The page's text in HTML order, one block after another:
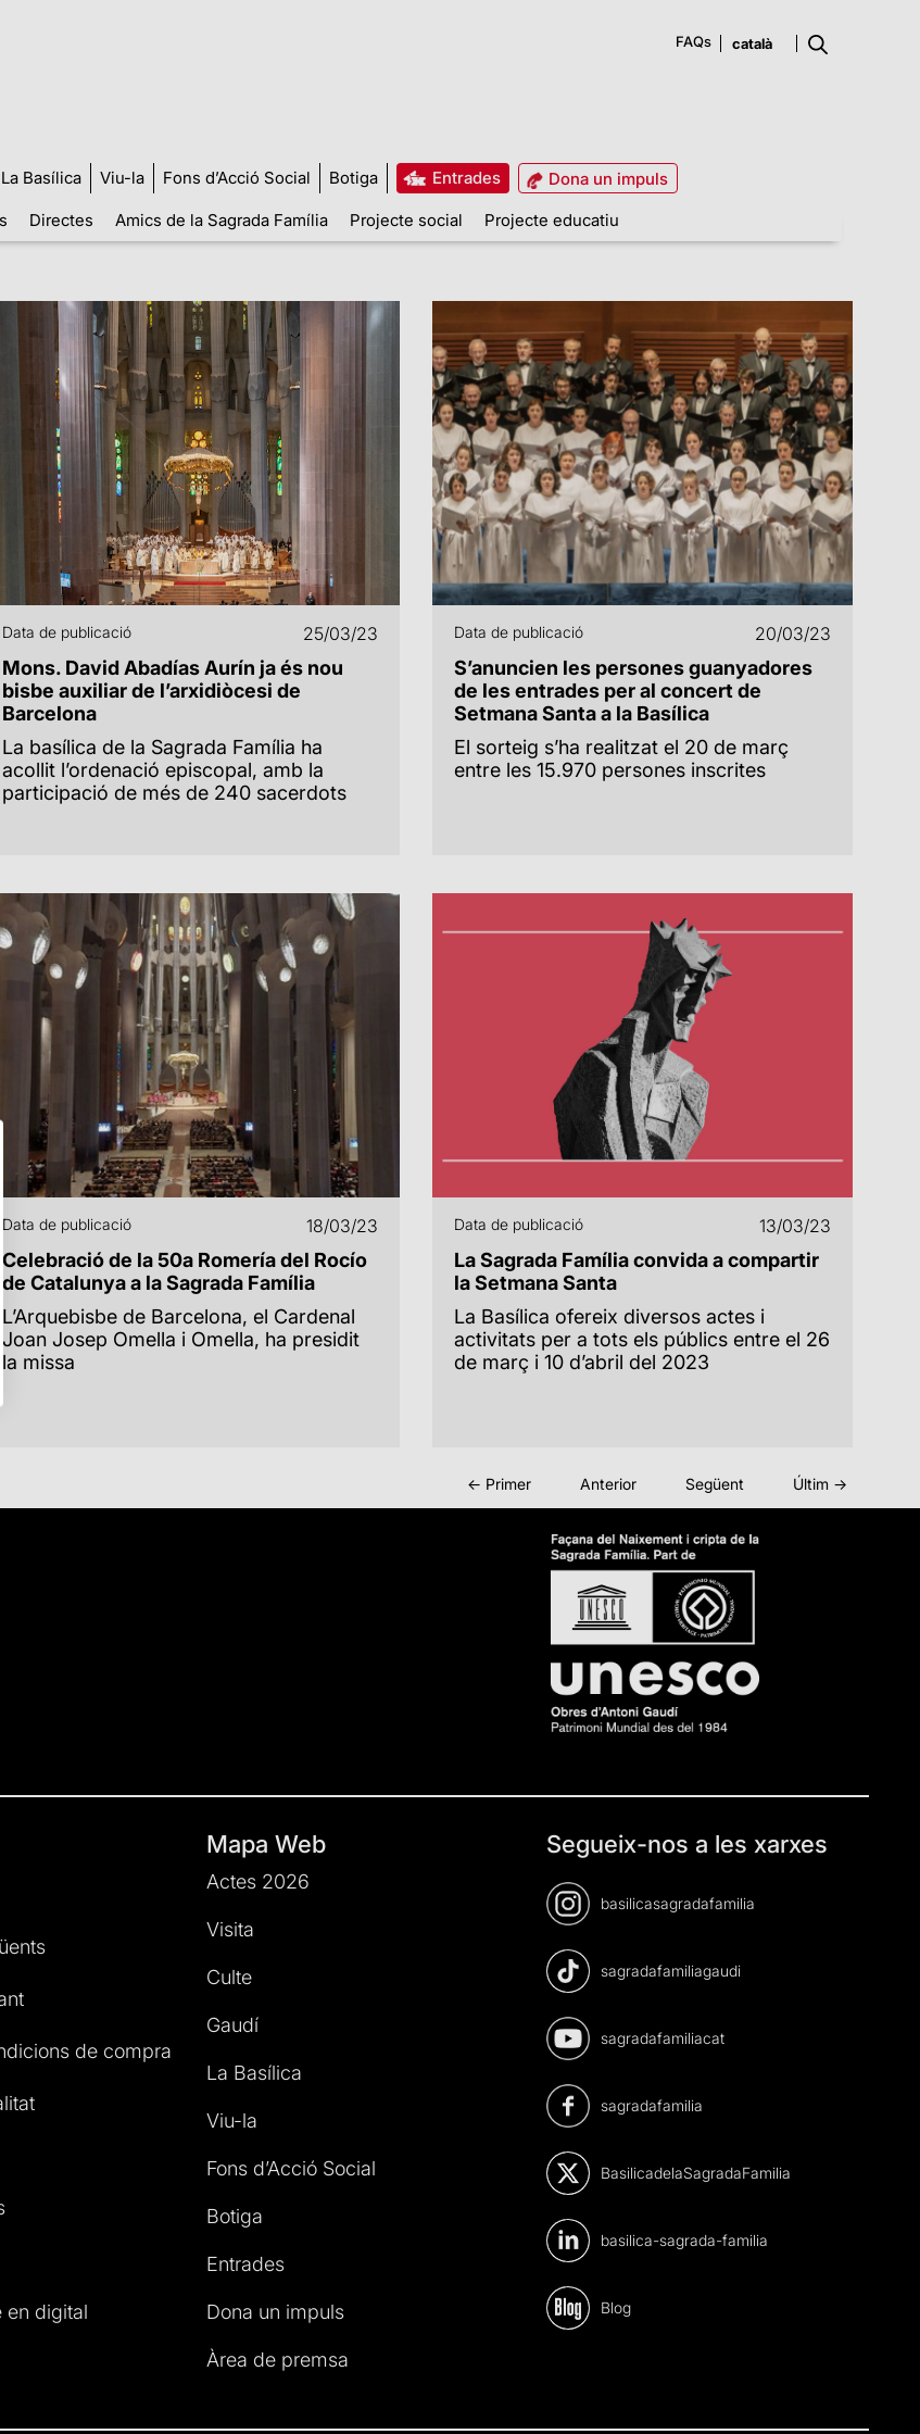
FAQs
La Basílica Viu-la Fons d’Acció Social Botiga Entrades
Dona un impuls
Directes Amics de la Sagrada Família Projecte social Projecte educatiu
Data de publicació 25/03/23
Mons. David Abadías Aurín ja és nou
bisbe auxiliar de l’arxidiòcesi de
Barcelona
La basílica de la Sagrada Família ha
acollit l’ordenació episcopal, amb la
participació de més de 240 sacerdots
Data de publicació 20/03/23
S’anuncien les persones guanyadores
de les entrades per al concert de
Setmana Santa a la Basílica
El sorteig s’ha realitzat el 20 de març
entre les 15.970 persones inscrites
Data de publicació 18/03/23
Celebració de la 50a Romería del Rocío
de Catalunya a la Sagrada Família
L’Arquebisbe de Barcelona, el Cardenal
Joan Josep Omella i Omella, ha presidit
la missa
Data de publicació 13/03/23
La Sagrada Família convida a compartir
la Setmana Santa
La Basílica ofereix diversos actes i
activitats per a tots els públics entre el 26
de març i 10 d’abril del 2023
← Primer Anterior Següent Últim →
de compra
en digital
Mapa Web
Actes 2026
Visita
Culte
Gaudí
La Basílica
Viu-la
Fons d’Acció Social
Botiga
Entrades
Dona un impuls
Àrea de premsa
Segueix-nos a les xarxes
basilicasagradafamilia
sagradafamiliagaudi
sagradafamiliacat
sagradafamilia
BasilicadelaSagradaFamilia
basilica-sagrada-familia
Blog